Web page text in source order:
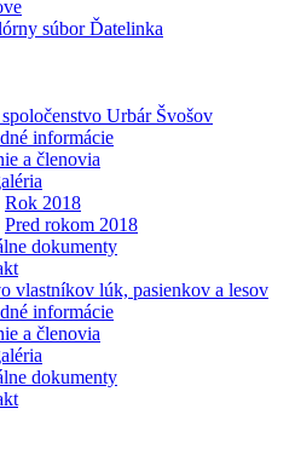
súbor Ďatelinka
Urbár Švošov
informácie
a členovia
Rok 2018
Pred rokom 2018
dokumenty
vlastníkov lúk, pasienkov a lesov
informácie
a členovia
dokumenty